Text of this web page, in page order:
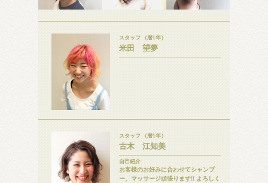
スタッフ （暦1年）
米田 望夢
スタッフ （暦1年）
古木 江知美
自己紹介
お客様のお好みに合わせてシャンプ
ー、マッサージ頑張ります!! よろしく